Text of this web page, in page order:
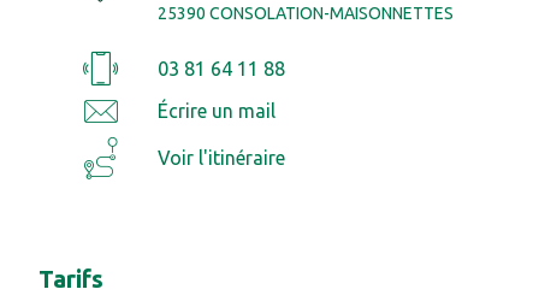
Tarifs
25390 CONSOLATION-MAISONNETTES
03 81 64 11 88
Écrire un mail
Voir l'itinéraire